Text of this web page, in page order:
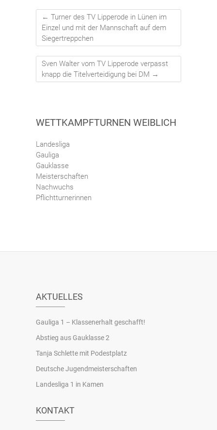
← Turner des TV Lipperode in Lünen im
Einzel und mit der Mannschaft auf dem
Siegertreppchen
Sven Walter vom TV Lipperode verpasst
knapp die Titelverteidigung bei DM →
WETTKAMPFTURNEN WEIBLICH
Landesliga
Gauliga
Gauklasse
Meisterschaften
Nachwuchs
Pflichtturnerinnen
AKTUELLES
Gauliga 1 – Klassenerhalt geschafft!
Abstieg aus Gauklasse 2
Tanja Schlette mit Podestplatz
Deutsche Jugendmeisterschaften
Landesliga 1 in Kamen
KONTAKT